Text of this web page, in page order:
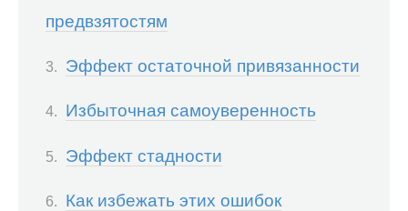
предвзятостям
Эффект остаточной привязанности
Избыточная самоуверенность
Эффект стадности
Как избежать этих ошибок